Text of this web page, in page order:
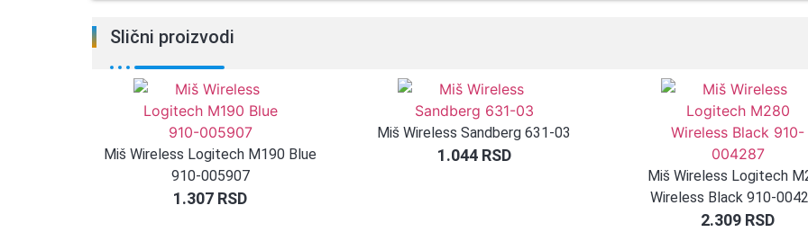
Slični proizvodi
Miš Wireless Logitech M190 Blue
910-005907
1.307 RSD
Miš Wireless Sandberg 631-03
1.044 RSD
Miš Wireless Logitech
Wireless Black 910-
2.309 RSD